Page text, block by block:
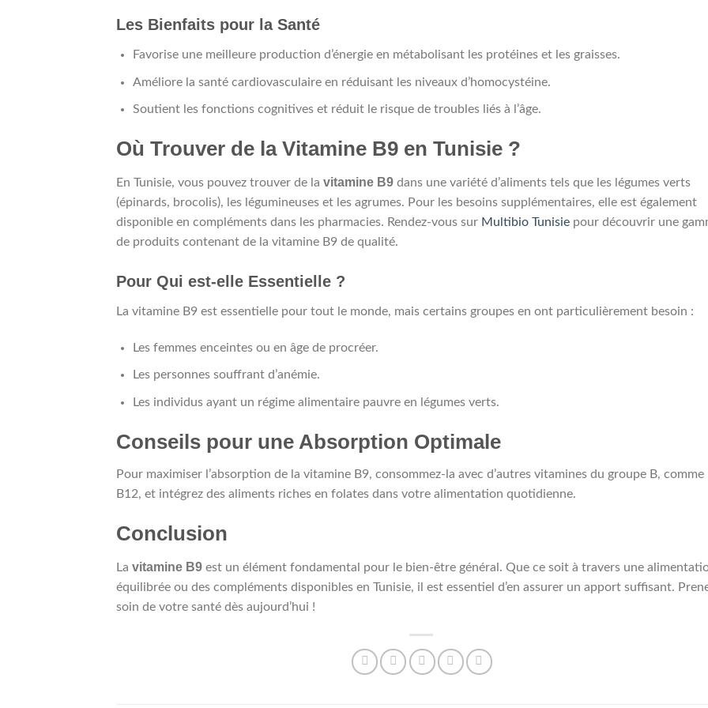
Les Bienfaits pour la Santé
Favorise une meilleure production d’énergie en métabolisant les protéines et les graisses.
Améliore la santé cardiovasculaire en réduisant les niveaux d’homocystéine.
Soutient les fonctions cognitives et réduit le risque de troubles liés à l’âge.
Où Trouver de la Vitamine B9 en Tunisie ?
En Tunisie, vous pouvez trouver de la vitamine B9 dans une variété d’aliments tels que les légumes verts
(épinards, brocolis), les légumineuses et les agrumes. Pour les besoins supplémentaires, elle est également
disponible en compléments dans les pharmacies. Rendez-vous sur Multibio Tunisie pour découvrir une
de produits contenant de la vitamine B9 de qualité.
Pour Qui est-elle Essentielle ?
La vitamine B9 est essentielle pour tout le monde, mais certains groupes en ont particulièrement besoin :
Les femmes enceintes ou en âge de procréer.
Les personnes souffrant d’anémie.
Les individus ayant un régime alimentaire pauvre en légumes verts.
Conseils pour une Absorption Optimale
Pour maximiser l’absorption de la vitamine B9, consommez-la avec d’autres vitamines du groupe B, comme
B12, et intégrez des aliments riches en folates dans votre alimentation quotidienne.
Conclusion
La vitamine B9 est un élément fondamental pour le bien-être général. Que ce soit à travers une
équilibrée ou des compléments disponibles en Tunisie, il est essentiel d’en assurer un apport suffisant.
soin de votre santé dès aujourd’hui !